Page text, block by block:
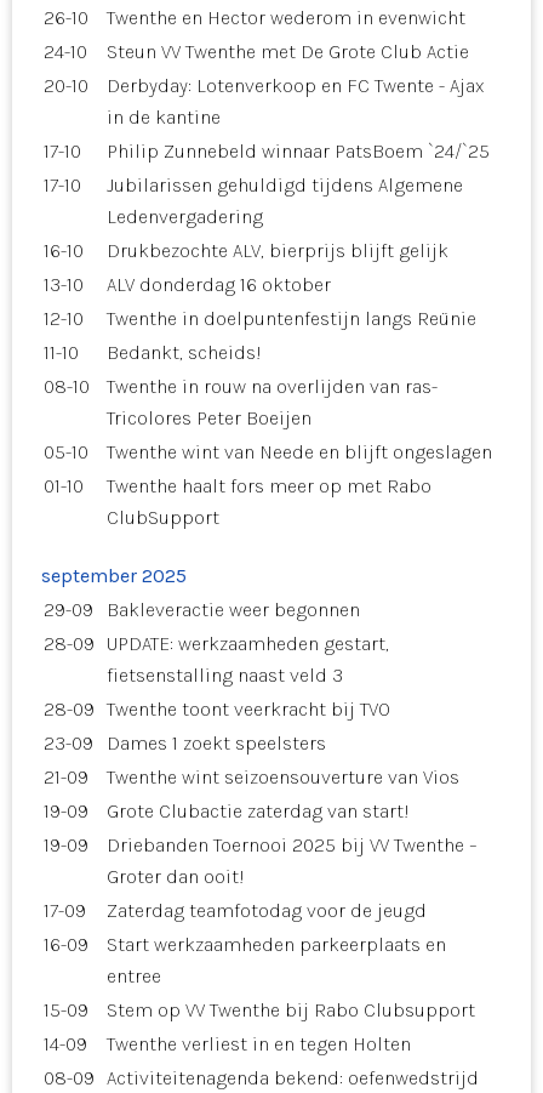
26-10
Twenthe en Hector wederom in evenwicht
24-10
Steun VV Twenthe met De Grote Club Actie
20-10
Derbyday: Lotenverkoop en FC Twente - Ajax
in de kantine
17-10
Philip Zunnebeld winnaar PatsBoem `24/`25
17-10
Jubilarissen gehuldigd tijdens Algemene
Ledenvergadering
16-10
Drukbezochte ALV, bierprijs blijft gelijk
13-10
ALV donderdag 16 oktober
12-10
Twenthe in doelpuntenfestijn langs Reünie
11-10
Bedankt, scheids!
08-10
Twenthe in rouw na overlijden van ras-
Tricolores Peter Boeijen
05-10
Twenthe wint van Neede en blijft ongeslagen
01-10
Twenthe haalt fors meer op met Rabo
ClubSupport
september 2025
29-09
Bakleveractie weer begonnen
28-09
UPDATE: werkzaamheden gestart,
fietsenstalling naast veld 3
28-09 Twenthe toont veerkracht bij TVO
23-09
Dames 1 zoekt speelsters
21-09
Twenthe wint seizoensouverture van Vios
19-09
Grote Clubactie zaterdag van start!
19-09
Driebanden Toernooi 2025 bij VV Twenthe –
Groter dan ooit!
17-09
Zaterdag teamfotodag voor de jeugd
16-09
Start werkzaamheden parkeerplaats en
entree
15-09
Stem op VV Twenthe bij Rabo Clubsupport
14-09
Twenthe verliest in en tegen Holten
08-09 Activiteitenagenda bekend: oefenwedstrijd